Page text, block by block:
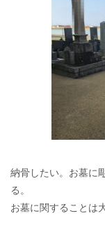
納骨したい。お墓に
る。
お墓に関することは